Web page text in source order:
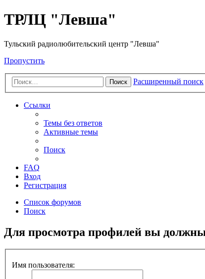
ТРЛЦ "Левша"
Тульский радиолюбительский центр "Левша"
Пропустить
Поиск Расширенный поиск
Ссылки
Темы без ответов
Активные темы
Поиск
FAQ
Вход
Регистрация
Список форумов
Поиск
Для просмотра профилей вы
Имя пользователя: